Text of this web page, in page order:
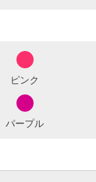
ピンク
パープル